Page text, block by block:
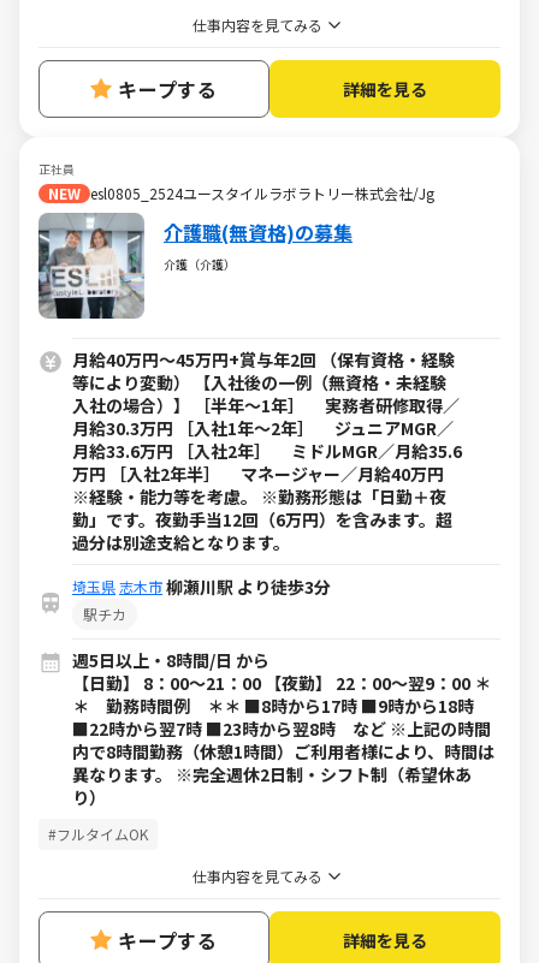
仕事内容を見てみる
キープする 詳細を見る
正社員
NEW esl0805_2524ユースタイルラボラトリー株式会社/Jg
介護職(無資格)の募集
介護（介護）
月給40万円～45万円+賞与年2回 （保有資格・経験
等により変動） 【入社後の一例（無資格・未経験
入社の場合）】 ［半年～1年］ 実務者研修取得／
月給30.3万円 ［入社1年～2年］ ジュニアMGR／
月給33.6万円 ［入社2年］ ミドルMGR／月給35.6
万円 ［入社2年半］ マネージャー／月給40万円
※経験・能力等を考慮。 ※勤務形態は「日勤＋夜
勤」です。夜勤手当12回（6万円）を含みます。超
過分は別途支給となります。
埼玉県志木市柳瀬川駅 より徒歩3分
駅チカ
週5日以上・8時間/日 から
【日勤】 8：00～21：00 【夜勤】 22：00～翌9：00 ＊
＊ 勤務時間例 ＊＊ ■8時から17時 ■9時から18時
■22時から翌7時 ■23時から翌8時 など ※上記の時間
内で8時間勤務（休憩1時間）ご利用者様により、時間は
異なります。 ※完全週休2日制・シフト制（希望休あ
り）
#フルタイムOK
仕事内容を見てみる
キープする 詳細を見る